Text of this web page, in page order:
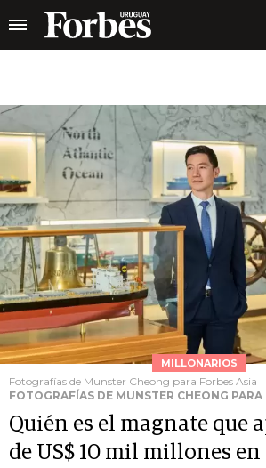
MILLONARIOS
Fotografías de Munster Cheong para Forbes Asia
FOTOGRAFÍAS DE MUNSTER CHEONG PARA
Quién es el magnate que
de US$ 10 mil millones